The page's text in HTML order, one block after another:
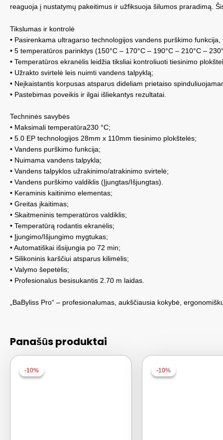
reaguoja į nustatymų pakeitimus ir užfiksuoja šilumos praradimą.
Tikslumas ir kontrolė
• Pasirenkama ultragarso technologijos vandens purškimo
• 5 temperatūros parinktys (150°C – 170°C – 190°C – 210°C –
• Temperatūros ekranėlis leidžia tiksliai kontroliuoti tiesinimo
• Užrakto svirtelė leis nuimti vandens talpyklą;
• Neįkaistantis korpusas atsparus dideliam prietaiso
• Pastebimas poveikis ir ilgai išliekantys rezultatai.
Techninės savybės
• Maksimali temperatūra230 °C;
• 5.0 EP technologijos 28mm x 110mm tiesinimo plokštelės;
• Vandens purškimo funkcija;
• Nuimama vandens talpykla;
• Vandens talpyklos užrakinimo/atrakinimo svirtelė;
• Vandens purškimo valdiklis (Įjungtas/Išjungtas).
• Keraminis kaitinimo elementas;
• Greitas įkaitimas;
• Skaitmeninis temperatūros valdiklis;
• Temperatūrą rodantis ekranėlis;
• Įjungimo/Išjungimo mygtukas;
• Automatiškai išsijungia po 72 min;
• Silikoninis karščiui atsparus kilimėlis;
• Valymo šepetėlis;
• Profesionalus besisukantis 2.70 m laidas.
„BaByliss Pro“ – profesionalumas, aukščiausia kokybė,
Panašūs produktai
-10%
-10% -10%
-10%